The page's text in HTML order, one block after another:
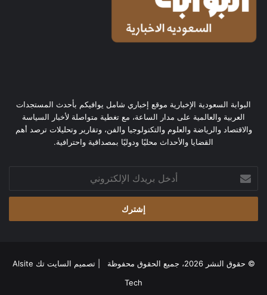
البوابة السعودية الإخبارية موقع إخباري شامل يوافيكم بأحدث المستجدات
العربية والعالمية على مدار الساعة، مع تغطية متواصلة لأخبار السياسة
والاقتصاد والرياضة والعلوم والتكنولوجيا والفن، وتقارير وتحليلات ترصد أهم
القضايا والأحداث محليًا ودوليًا بمصداقية واحترافية.
بريدك
الإلكتروني
© حقوق النشر 2026، جميع الحقوق محفوظة | تصميم
السايت تك Alsite
Tech